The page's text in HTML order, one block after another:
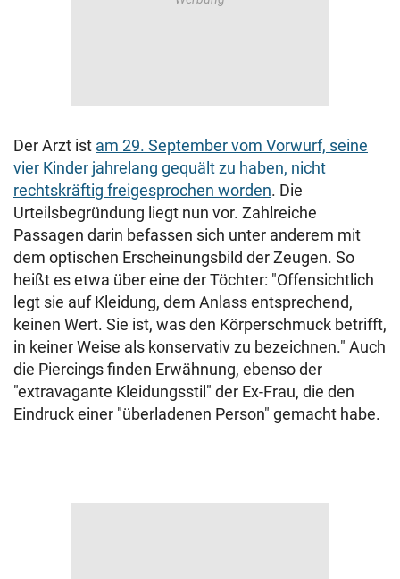
Der Arzt ist am 29. September vom Vorwurf, seine
vier Kinder jahrelang gequält zu haben, nicht
rechtskräftig freigesprochen worden. Die
Urteilsbegründung liegt nun vor. Zahlreiche
Passagen darin befassen sich unter anderem mit
dem optischen Erscheinungsbild der Zeugen. So
heißt es etwa über eine der Töchter: "Offensichtlich
legt sie auf Kleidung, dem Anlass entsprechend,
keinen Wert. Sie ist, was den Körperschmuck betrifft,
in keiner Weise als konservativ zu bezeichnen." Auch
die Piercings finden Erwähnung, ebenso der
"extravagante Kleidungsstil" der Ex-Frau, die den
Eindruck einer "überladenen Person" gemacht habe.